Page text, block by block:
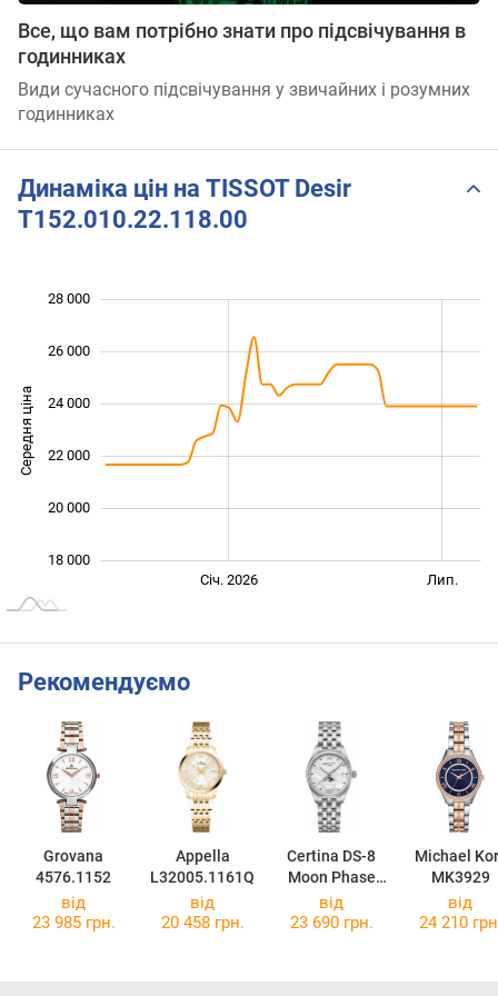
Все, що вам потрібно знати про підсвічування в
годинниках
Види сучасного підсвічування у звичайних і розумних
годинниках
Динаміка цін на TISSOT Desir
T152.010.22.118.00
Середня ціна
18 000
20 000
22 000
24 000
28 000
26 000
Січ. 2026 Лип.
Рекомендуємо
Grovana
4576.1152
Appella
L32005.1161Q
Certina DS-8
Moon Phase
C033.257.11.1
18.00
Michael
MK3929
від
23 985 грн.
від
20 458 грн.
від
23 690 грн.
від
24 210